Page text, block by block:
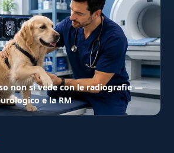
non si vede con le radiografie —
e la RM